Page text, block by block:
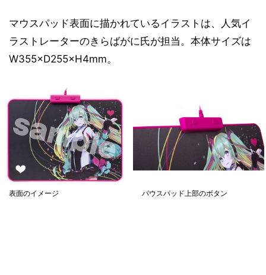
マウスパッド表面に描かれているイラストは、人気イ
ラストレーターのきらばがに氏が担当。本体サイズは
W355×D255×H4mm。
表面のイメージ パウスパッド上部のボタン